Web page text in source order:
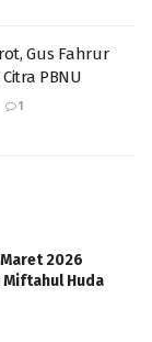
Gus Fahrur
PBNU
1
2026
Huda